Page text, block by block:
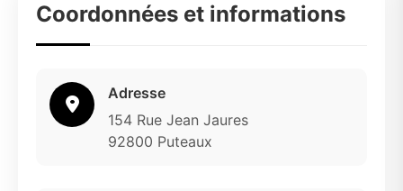
Coordonnées et informations
Adresse
154 Rue Jean Jaures
92800 Puteaux